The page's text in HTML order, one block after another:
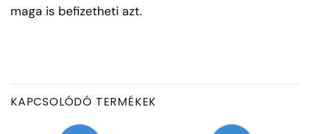
maga is befizetheti azt.
KAPCSOLÓDÓ TERMÉKEK